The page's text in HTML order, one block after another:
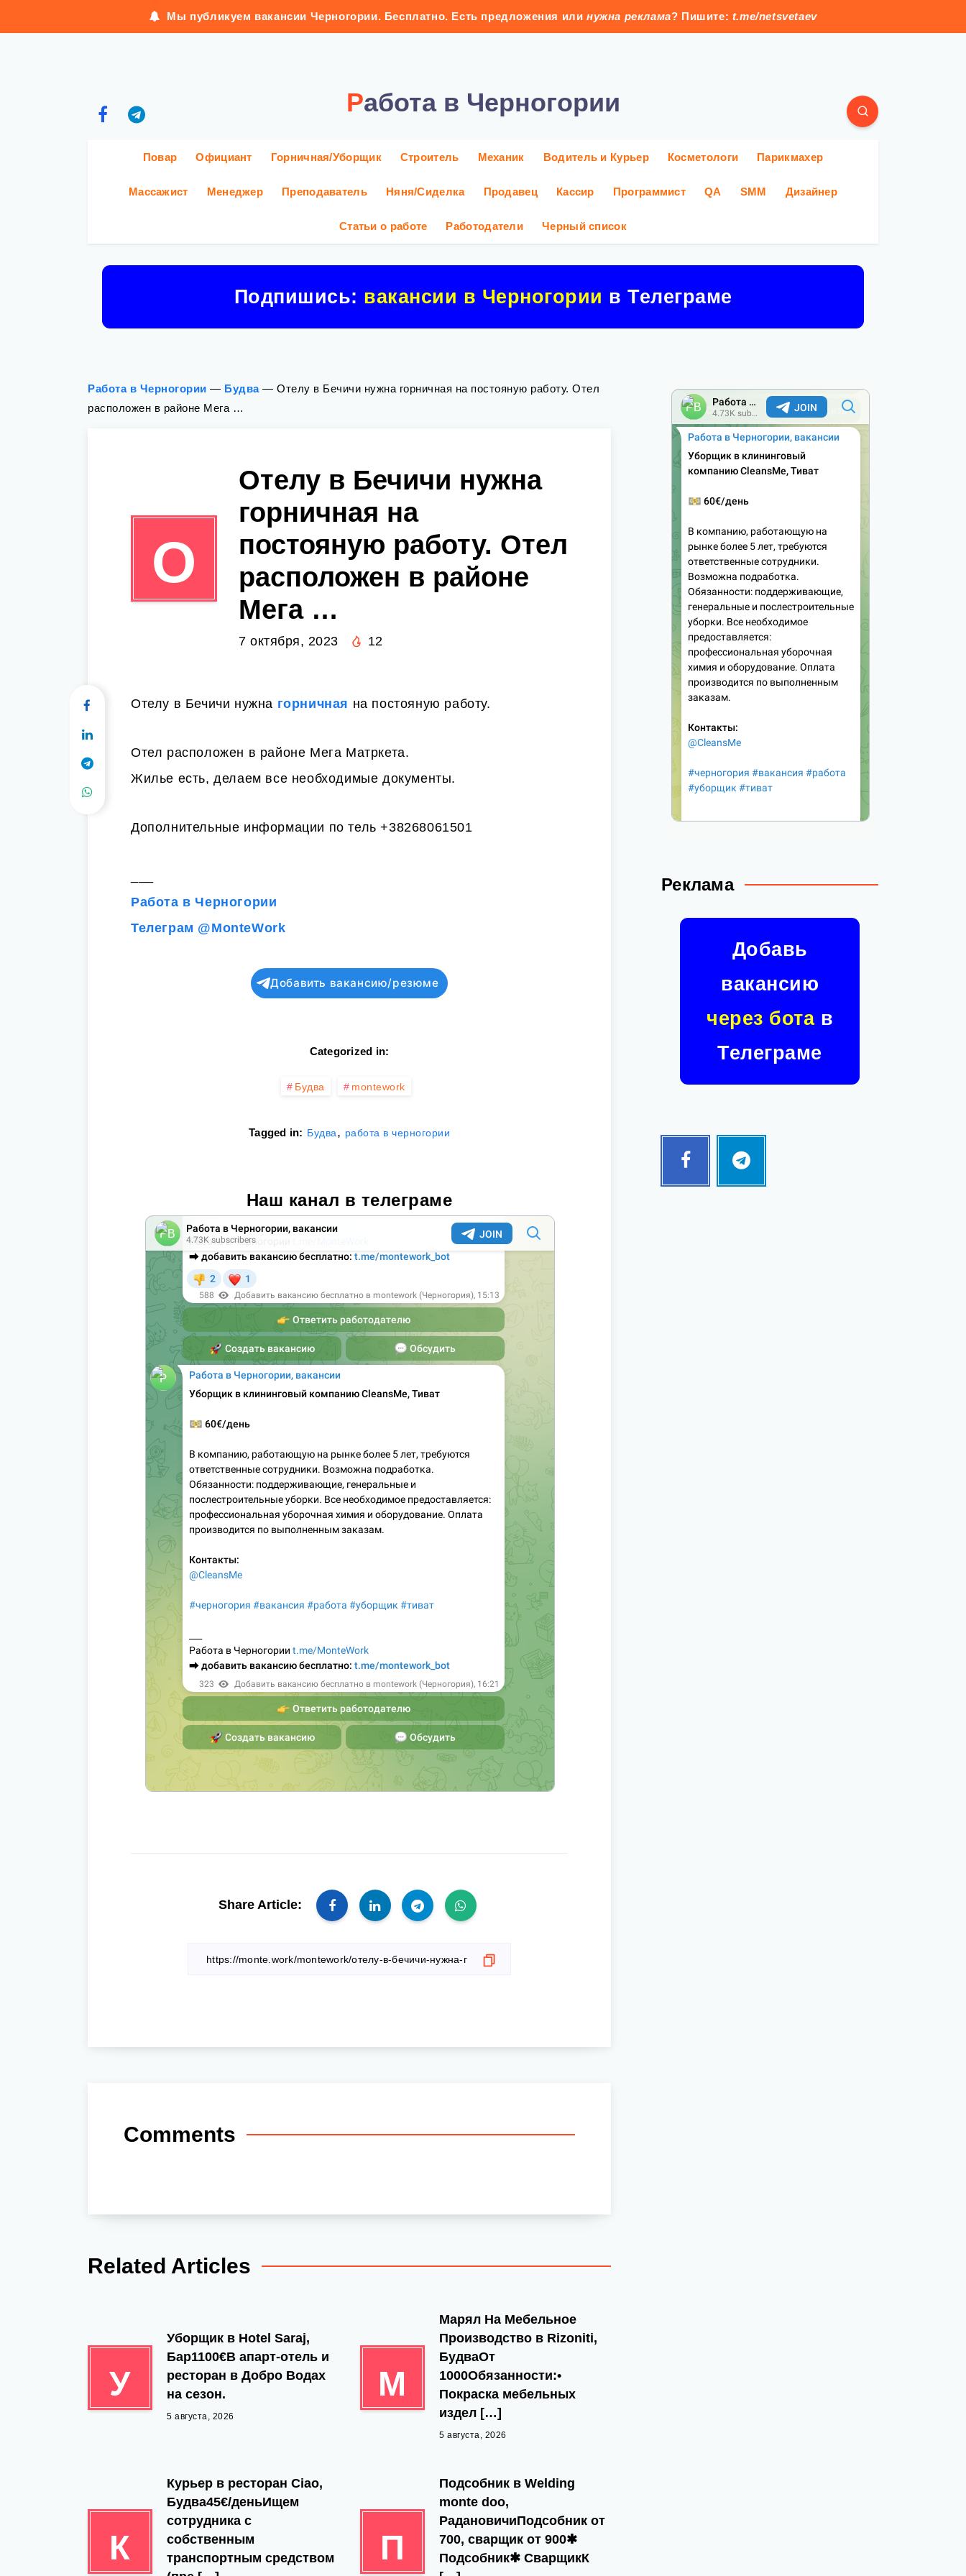
Мы публикуем вакансии Черногории. Бесплатно. Есть предложения или нужна реклама? Пишите: t.me/netsvetaev
Работа в Черногории
Повар Официант Горничная/Уборщик Строитель Механик Водитель и Курьер Косметологи Парикмахер
Массажист Менеджер Преподаватель Няня/Сиделка Продавец Кассир Программист QA SMM Дизайнер
Статьи о работе Работодатели Черный список
Подпишись: вакансии в Черногории в Телеграме
Работа в Черногории — Будва— Отелу в Бечичи нужна горничная на постояную работу. Отел
расположен в районе Мега …
О
Отелу в Бечичи нужна
горничная на
постояную работу. Отел
расположен в районе
Мега …
7 октября, 2023 12
Отелу в Бечичи нужна горничная на постояную работу.
Отел расположен в районе Мега Матркета.
Жилье есть, делаем все необходимые документы.
Дополнительные информации по тель +38268061501
Работа в Черногории
Телеграм @MonteWork
Добавить вакансию/резюме
Categorized in:
Будва montework
Tagged in: Будва, работа в черногории
Наш канал в телеграме
Share Article:
Comments
Related Articles
У
Уборщик в Hotel Saraj,
Бар1100€В апарт-отель и
ресторан в Добро Водах
на сезон.
5 августа, 2026
М
Марял На Мебельное
Производство в Rizoniti,
БудваОт
1000Обязанности:•
Покраска мебельных
издел […]
5 августа, 2026
К
Курьер в ресторан Ciao,
Будва45€/деньИщем
сотрудника с
собственным
транспортным средством
П
Подсобник в Welding
monte doo,
РадановичиПодсобник от
700, сварщик от 900✱
Подсобник✱ СварщикК
Реклама
Добавь
вакансию
через ботав
Телеграме
Facebook
Follow
Telegram
Follow